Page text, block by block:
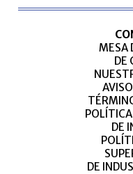
MESA
DE
DE
DE